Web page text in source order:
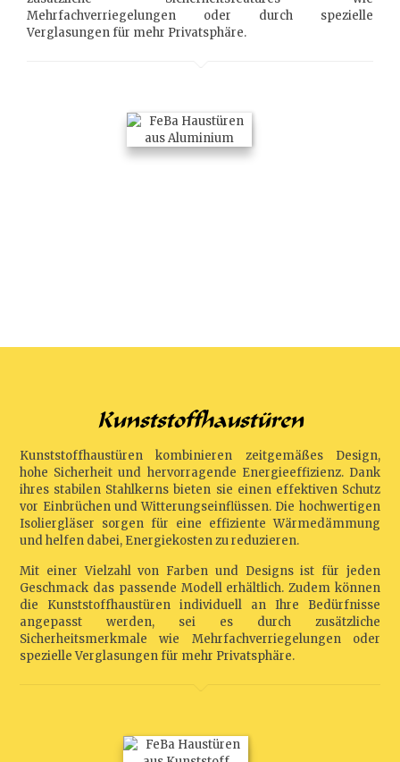
Mehrfachverriegelungen oder durch spezielle
Verglasungen für mehr Privatsphäre.
Kunststoffhaustüren
Kunststoffhaustüren kombinieren zeitgemäßes Design,
hohe Sicherheit und hervorragende Energieeffizienz. Dank
ihres stabilen Stahlkerns bieten sie einen effektiven Schutz
vor Einbrüchen und Witterungseinflüssen. Die hochwertigen
Isoliergläser sorgen für eine effiziente Wärmedämmung
und helfen dabei, Energiekosten zu reduzieren.
Mit einer Vielzahl von Farben und Designs ist für jeden
Geschmack das passende Modell erhältlich. Zudem können
die Kunststoffhaustüren individuell an Ihre Bedürfnisse
angepasst werden, sei es durch zusätzliche
Sicherheitsmerkmale wie Mehrfachverriegelungen oder
spezielle Verglasungen für mehr Privatsphäre.